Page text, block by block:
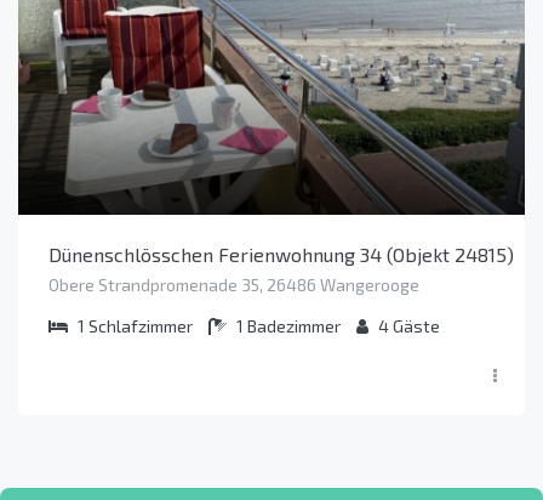
Dünenschlösschen Ferienwohnung 34 (Objekt 24815)
Obere Strandpromenade 35, 26486 Wangerooge
1 Schlafzimmer 1 Badezimmer 4Gäste